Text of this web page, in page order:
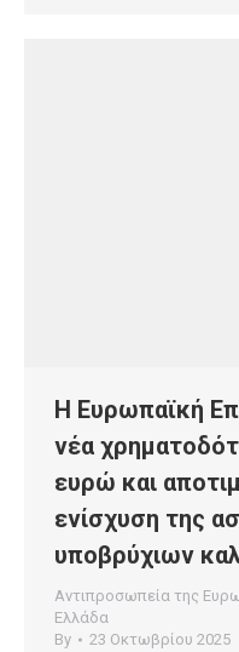
Η Ευρωπαϊκή
νέα
ευρώ και
ενίσχυση της
υποβρύχιων
Αντιπροσωπεία της
Ελλάδα
By
23 Οκτωβρίου 2025